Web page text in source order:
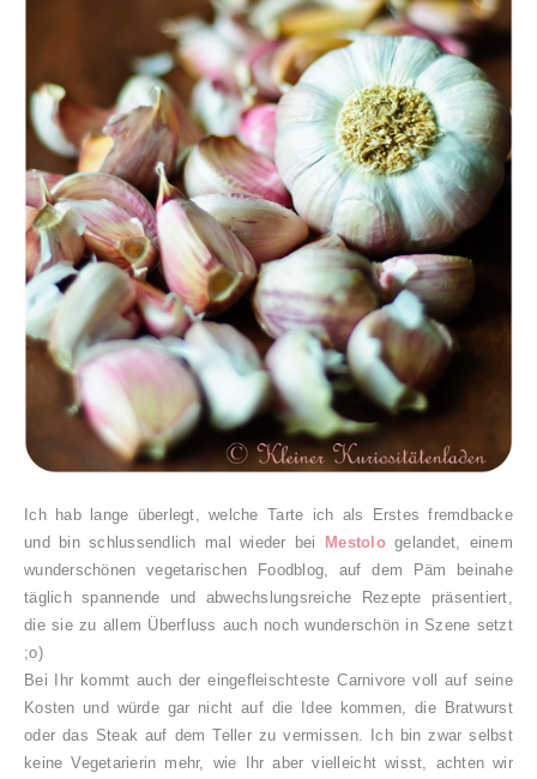
Ich hab lange überlegt, welche Tarte ich als Erstes fremdbacke
und bin schlussendlich mal wieder bei Mestologelandet, einem
wunderschönen vegetarischen Foodblog, auf dem Päm beinahe
täglich spannende und abwechslungsreiche Rezepte präsentiert,
die sie zu allem Überfluss auch noch wunderschön in Szene setzt
;o)
Bei Ihr kommt auch der eingefleischteste Carnivore voll auf seine
Kosten und würde gar nicht auf die Idee kommen, die Bratwurst
oder das Steak auf dem Teller zu vermissen. Ich bin zwar selbst
keine Vegetarierin mehr, wie Ihr aber vielleicht wisst, achten wir